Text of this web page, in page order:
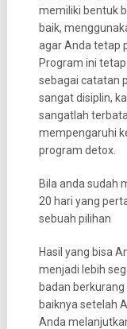
memiliki bentuk
baik,
agar Anda tetap
Program ini
sebagai catatan
sangat disiplin,
sangatlah
mempengaruhi
program detox.
Bila anda sudah
20 hari yang
sebuah pilihan
Hasil yang bisa
menjadi lebih
badan
baiknya setelah
Anda